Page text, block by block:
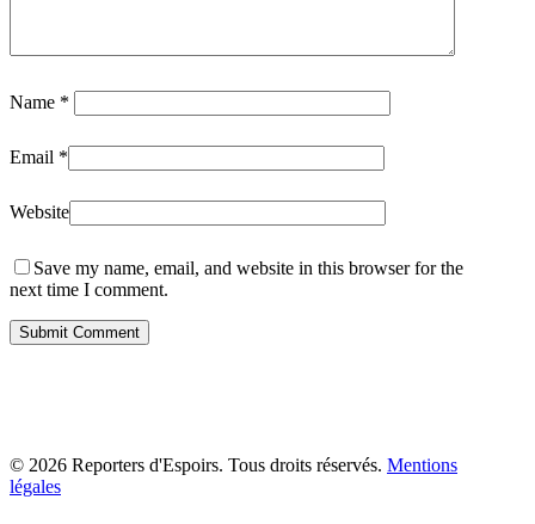
Name *
Email *
Website
Save my name, email, and website in this browser for the
next time I comment.
© 2026 Reporters d'Espoirs. Tous droits réservés. Mentions
légales